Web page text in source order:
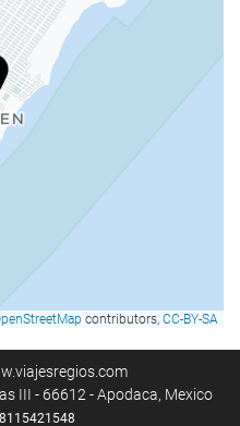
contributors, CC-BY-SA
III - 66612 - Apodaca, Mexico